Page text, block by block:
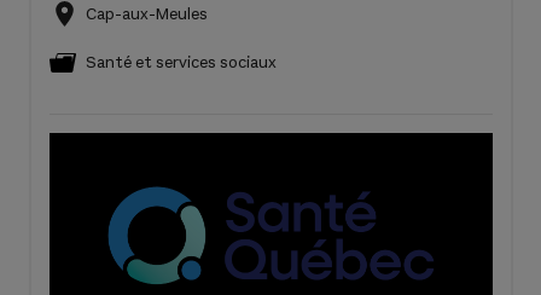
Cap-aux-Meules
Santé et services sociaux